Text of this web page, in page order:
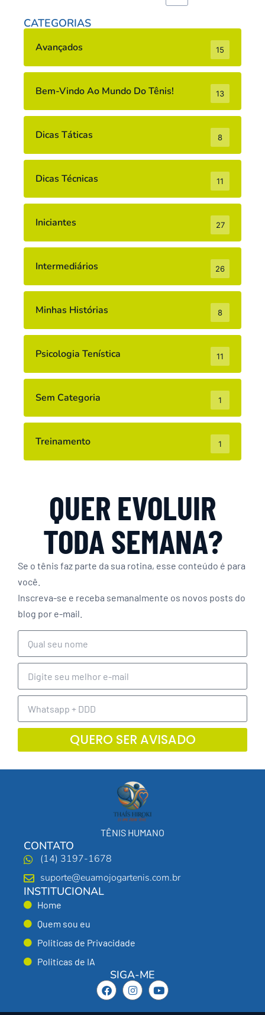
CATEGORIAS
Avançados 15
Bem-Vindo Ao Mundo Do Tênis! 13
Dicas Táticas 8
Dicas Técnicas 11
Iniciantes 27
Intermediários 26
Minhas Histórias 8
Psicologia Tenística 11
Sem Categoria 1
Treinamento 1
QUER EVOLUIR
TODA SEMANA?
Se o tênis faz parte da sua rotina, esse conteúdo é para
você.
Inscreva-se e receba semanalmente os novos posts do
blog por e-mail.
QUERO SER AVISADO
TÊNIS HUMANO
CONTATO
(14) 3197-1678
suporte@euamojogartenis.com.br
INSTITUCIONAL
Home
Quem sou eu
Politicas de Privacidade
Politicas de IA
SIGA-ME